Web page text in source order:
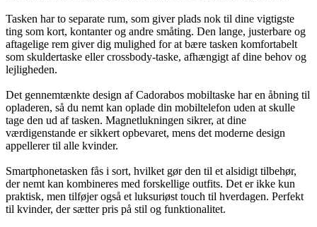
Tasken har to separate rum, som giver plads nok til dine vigtigste
ting som kort, kontanter og andre småting. Den lange, justerbare og
aftagelige rem giver dig mulighed for at bære tasken komfortabelt
som skuldertaske eller crossbody-taske, afhængigt af dine behov og
lejligheden.
Det gennemtænkte design af Cadorabos mobiltaske har en åbning til
opladeren, så du nemt kan oplade din mobiltelefon uden at skulle
tage den ud af tasken. Magnetlukningen sikrer, at dine
værdigenstande er sikkert opbevaret, mens det moderne design
appellerer til alle kvinder.
Smartphonetasken fås i sort, hvilket gør den til et alsidigt tilbehør,
der nemt kan kombineres med forskellige outfits. Det er ikke kun
praktisk, men tilføjer også et luksuriøst touch til hverdagen. Perfekt
til kvinder, der sætter pris på stil og funktionalitet.